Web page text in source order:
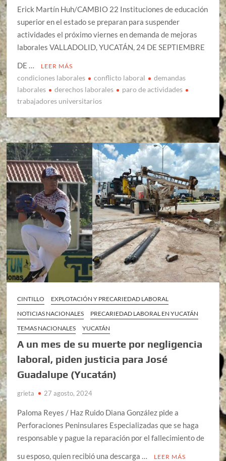
Erick Martín Huh/CAMBIO 22 Instituciones de educación
superior en el estado se preparan para suspender
actividades el próximo viernes en demanda de mejoras
laborales VALLADOLID, YUCATÁN, 24 DE SEPTIEMBRE
DE …
LEER MÁS
condiciones laborales conflicto laboral
demandas
laborales
derechos laborales
paro de actividades
trabajadores universitarios
CINTILLO
EXPLOTACIÓN Y PRECARIEDAD LABORAL
NOTICIAS NACIONALES
PRECARIEDAD LABORAL EN YUCATÁN
TEMAS NACIONALES
YUCATÁN
A un mes de su muerte por negligencia
laboral, piden justicia para José
Guadalupe (Yucatán)
grieta 27 agosto, 2024
Paloma Reyes / Haz Ruido Diana González pide a
Perforaciones Peninsulares Especializadas que se haga
responsable y pague la reparación por el fallecimiento de
su esposo, quien recibió una descarga …
LEER MÁS